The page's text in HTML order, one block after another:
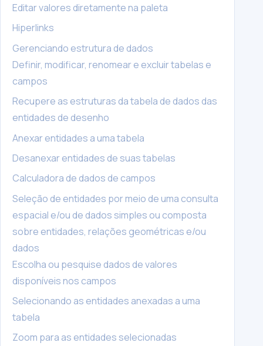
Editar valores diretamente na paleta
Hiperlinks
Gerenciando estrutura de dados
Definir, modificar, renomear e excluir tabelas e
campos
Recupere as estruturas da tabela de dados das
entidades de desenho
Anexar entidades a uma tabela
Desanexar entidades de suas tabelas
Calculadora de dados de campos
Seleção de entidades por meio de uma consulta
espacial e/ou de dados simples ou composta
sobre entidades, relações geométricas e/ou
dados
Escolha ou pesquise dados de valores
disponíveis nos campos
Selecionando as entidades anexadas a uma
tabela
Zoom para as entidades selecionadas